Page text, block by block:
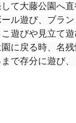
て大藤公園へ
ル遊び、ブラ
遊びや見立て
に戻る時、名
で存分に遊び